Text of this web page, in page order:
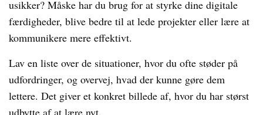
usikker? Måske har du brug for at styrke dine digitale
færdigheder, blive bedre til at lede projekter eller lære at
kommunikere mere effektivt.
Lav en liste over de situationer, hvor du ofte støder på
udfordringer, og overvej, hvad der kunne gøre dem
lettere. Det giver et konkret billede af, hvor du har størst
udbytte af at lære nyt.